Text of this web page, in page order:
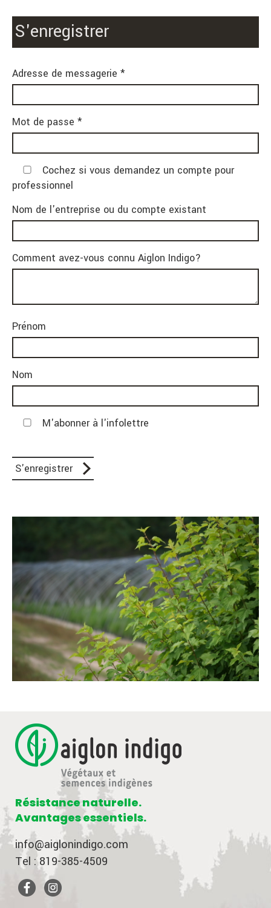
S'enregistrer
Adresse de messagerie *
Mot de passe *
Cochez si vous demandez un compte pour
professionnel
Nom de l'entreprise ou du compte existant
Comment avez-vous connu Aiglon Indigo?
Prénom
Nom
M'abonner à l'infolettre
Résistance naturelle.
Avantages essentiels.
info@aiglonindigo.com
Tel : 819-385-4509